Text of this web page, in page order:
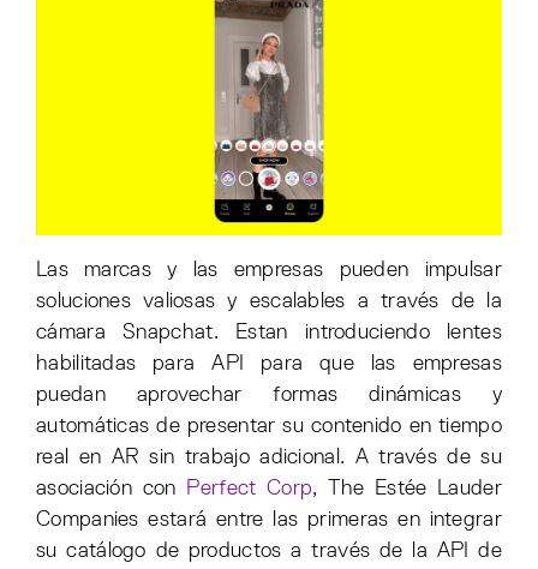
Las marcas y las empresas pueden impulsar
soluciones valiosas y escalables a través de la
cámara Snapchat. Estan introduciendo lentes
habilitadas para API para que las empresas
puedan aprovechar formas dinámicas y
automáticas de presentar su contenido en tiempo
real en AR sin trabajo adicional. A través de su
asociación con Perfect Corp, The Estée Lauder
Companies estará entre las primeras en integrar
su catálogo de productos a través de la API de